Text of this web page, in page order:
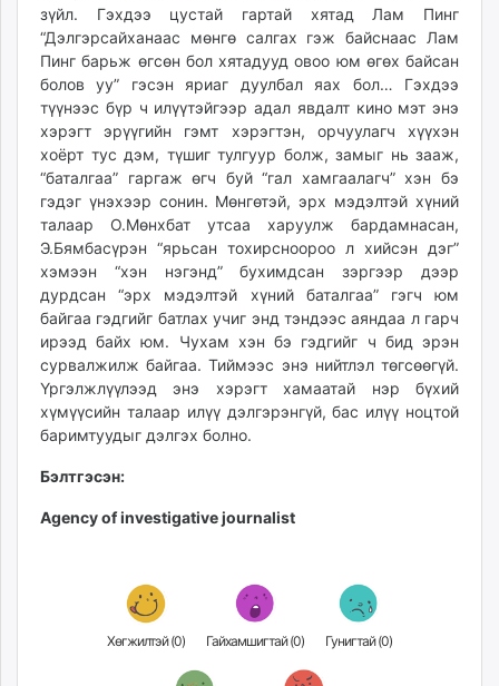
зүйл. Гэхдээ цустай гартай хятад Лам Пинг
“Дэлгэрсайханаас мөнгө салгах гэж байснаас Лам
Пинг барьж өгсөн бол хятадууд овоо юм өгөх байсан
болов уу” гэсэн яриаг дуулбал яах бол… Гэхдээ
түүнээс бүр ч илүүтэйгээр адал явдалт кино мэт энэ
хэрэгт эрүүгийн гэмт хэрэгтэн, орчуулагч хүүхэн
хоёрт тус дэм, түшиг тулгуур болж, замыг нь зааж,
“баталгаа” гаргаж өгч буй “гал хамгаалагч” хэн бэ
гэдэг үнэхээр сонин. Мөнгөтэй, эрх мэдэлтэй хүний
талаар О.Мөнхбат ут­саа харуулж бардамнасан,
Э.Бямбасүрэн “ярьсан тохирс­ноороо л хийсэн дэг”
хэмээн “хэн нэгэнд” бухимдсан зэргээр дээр
дурдсан “эрх мэдэлтэй хүний баталгаа” гэгч юм
байгаа гэдгийг батлах учиг энд тэндээс аяндаа л гарч
ирээд байх юм. Чухам хэн бэ гэдгийг ч бид эрэн
сурвалжилж байгаа. Тиймээс энэ нийтлэл төгсөөгүй.
Үргэлжлүүлээд энэ хэрэгт хамаатай нэр бүхий
хүмүүсийн талаар илүү дэлгэрэнгүй, бас илүү ноцтой
баримтуудыг дэлгэх болно.
Бэлтгэсэн:
Agency of investigative journalist
Хөгжилтэй (0) Гайхамшигтай (0) Гунигтай (0)